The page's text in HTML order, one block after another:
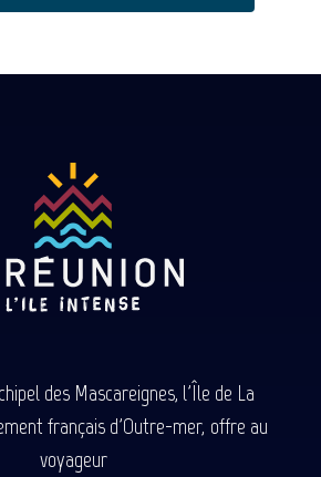
des Mascareignes, l'Île de La
français d'Outre-mer, offre au
voyageur